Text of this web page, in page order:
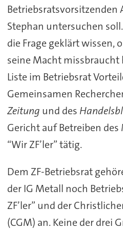
Betriebsratsvorsitzenden
Stephan untersuchen
die Frage geklärt wissen,
seine Macht
Liste im Betriebsrat
Gemeinsamen
Zeitung und des
Gericht auf Betreiben
“Wir ZF’ler” tätig.
Dem ZF-Betriebsrat
der IG Metall noch
ZF’ler” und der
(CGM) an. Keine der drei